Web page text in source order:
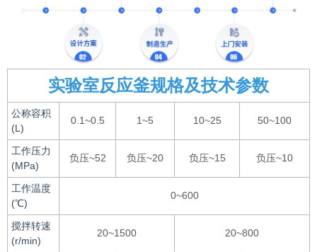
实验室反应釜规格及技术参数
公称容积
(L)
0.1~0.5 1~5 10~25 50~100
工作压力
(MPa)
负压~52 负压~20 负压~15 负压~10
工作温度
(℃)
0~600
搅拌转速
(r/min)
20~1500 20~800